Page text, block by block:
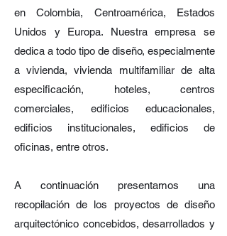
en Colombia, Centroamérica, Estados
Unidos y Europa. Nuestra empresa se
dedica a todo tipo de diseño, especialmente
a vivienda, vivienda multifamiliar de alta
especificación, hoteles, centros
comerciales, edificios educacionales,
edificios institucionales, edificios de
oficinas, entre otros.
A continuación presentamos una
recopilación de los proyectos de diseño
arquitectónico concebidos, desarrollados y